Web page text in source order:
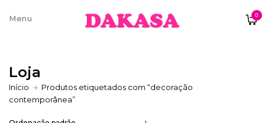
0
Sobre nós
Contatos e moradas
Loja
Início
Produtos etiquetados com “decoração
contemporânea”